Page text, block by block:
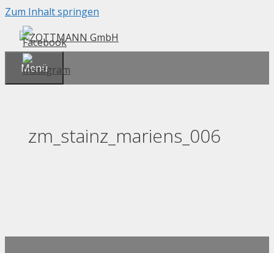
Zum Inhalt springen
Menü
zm_stainz_mariens_006